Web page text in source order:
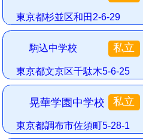
東京都杉並区和田2-6-29
駒込中学校 私立
東京都文京区千駄木5-6-25
晃華学園中学校 私立
東京都調布市佐須町5-28-1